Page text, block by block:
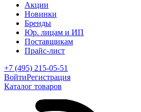
Акции
Новинки
Бренды
Юр. лицам и ИП
Поставщикам
Прайс-лист
+7 (495) 215-05-51
ВойтиРегистрация
Каталог товаров